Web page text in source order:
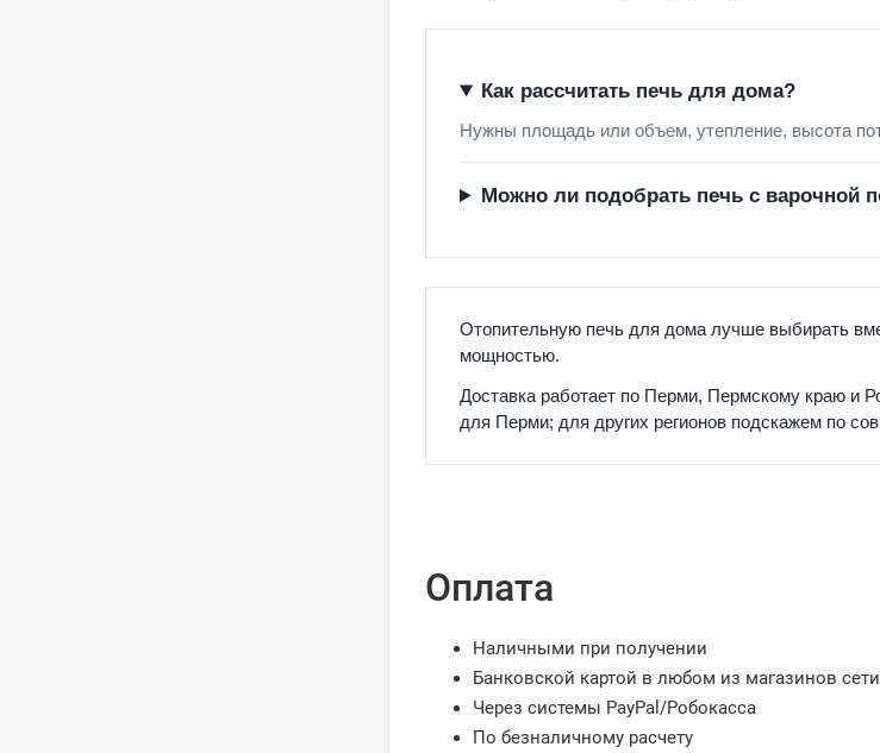
Как рассчитать печь для дома?
Нужны площадь или объем, утепление, высота
Можно ли подобрать печь с варочной
Отопительную печь для дома лучше выбирать
мощностью.
Доставка работает по Перми, Пермскому краю и
для Перми; для других регионов подскажем по
Оплата
Наличными при получении
Банковской картой в любом из магазинов
Через системы PayPal/Робокасса
По безналичному расчету